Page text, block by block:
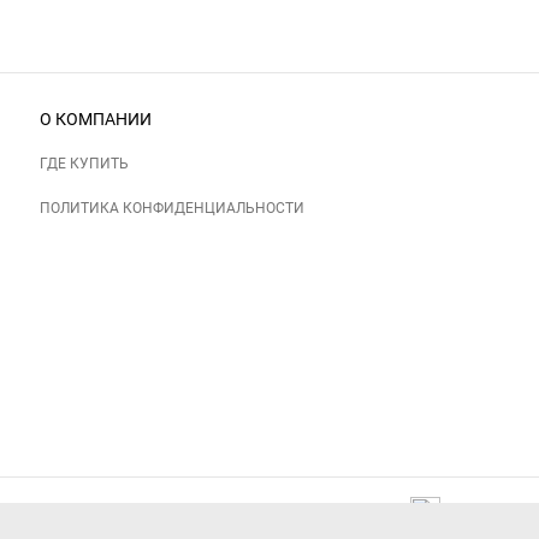
О КОМПАНИИ
ГДЕ КУПИТЬ
ПОЛИТИКА КОНФИДЕНЦИАЛЬНОСТИ